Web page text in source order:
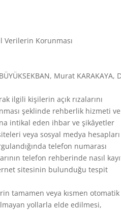
Korunması
Murat KARAKAYA,
ilgili kişilerin açık rızalarını
şeklinde rehberlik hizmeti
intikal eden ihbar ve şikâyetler
veya sosyal medya hesapları
telefon numarası
telefon rehberinde nasıl
sitesinin bulunduğu tespit
tamamen veya kısmen otomatik
yollarla elde edilmesi,